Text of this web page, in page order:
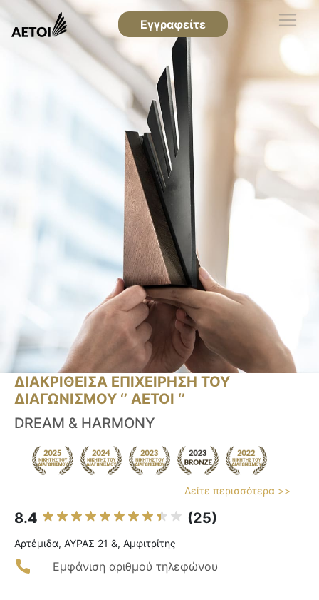
Εγγραφείτε
ΔΙΑΚΡΙΘΕΙΣΑ ΕΠΙΧΕΙΡΗΣΗ ΤΟΥ
ΔΙΑΓΩΝΙΣΜΟΥ ‘’ ΑΕΤΟΙ ‘’
DREAM & HARMONY
Δείτε περισσότερα >>
8.4 (25)
Αρτέμιδα, ΑΥΡΑΣ 21 &, Αμφιτρίτης
Εμφάνιση αριθμού τηλεφώνου